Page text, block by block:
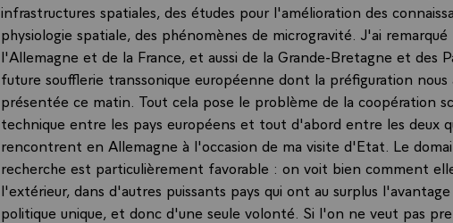
infrastructures spatiales, des études pour l'amélioration des
physiologie spatiale, des phénomènes de microgravité. J'ai
l'Allemagne et de la France, et aussi de la Grande-Bretagne et des
future soufflerie transsonique européenne dont la préfiguration
présentée ce matin. Tout cela pose le problème de la coopération
technique entre les pays européens et tout d'abord entre les deux
rencontrent en Allemagne à l'occasion de ma visite d'Etat. Le
recherche est particulièrement favorable : on voit bien comment
l'extérieur, dans d'autres puissants pays qui ont au surplus
politique unique, et donc d'une seule volonté. Si l'on ne veut pas